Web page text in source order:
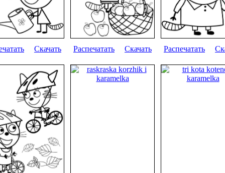
Скачать Распечатать Скачать Распечатать